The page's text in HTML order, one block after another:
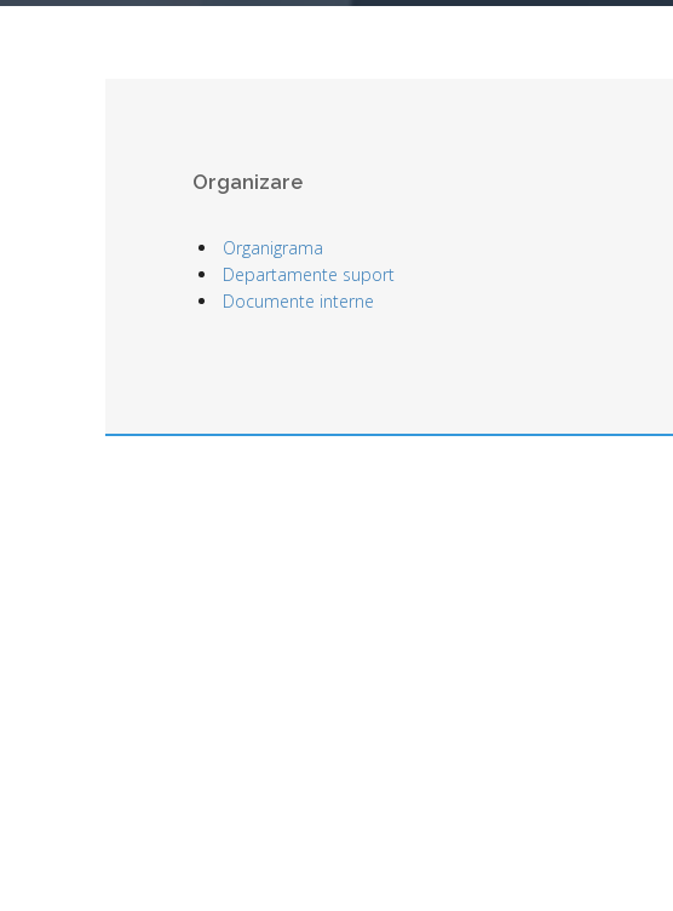
Organizare
Organigrama
Departamente suport
Documente interne